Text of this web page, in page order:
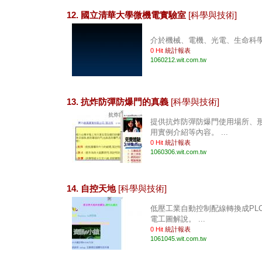
12. 國立清華大學微機電實驗室 [科學與技術]
介於機械、電機、光電、生命科
0 Hit 統計報表
1060212.wit.com.tw
13. 抗炸防彈防爆門的真義 [科學與技術]
提供抗炸防彈防爆門使用場所、
用實例介紹等內容。 ...
0 Hit 統計報表
1060306.wit.com.tw
14. 自控天地 [科學與技術]
低壓工業自動控制配線轉換成
電工圖解說。 ...
0 Hit 統計報表
1061045.wit.com.tw